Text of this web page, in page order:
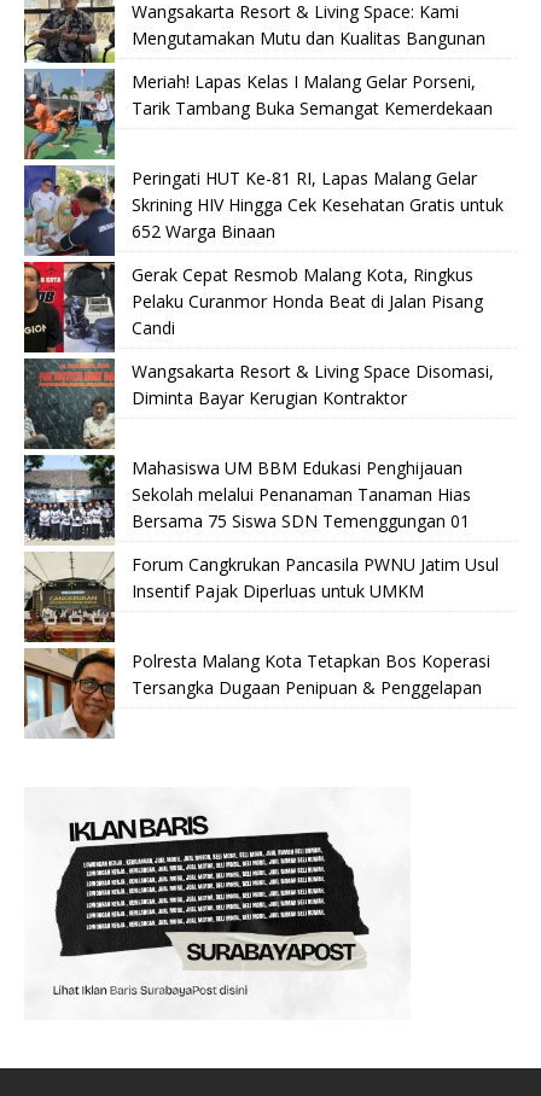
Wangsakarta Resort & Living Space: Kami
Mengutamakan Mutu dan Kualitas Bangunan
Meriah! Lapas Kelas I Malang Gelar Porseni,
Tarik Tambang Buka Semangat Kemerdekaan
Peringati HUT Ke-81 RI, Lapas Malang Gelar
Skrining HIV Hingga Cek Kesehatan Gratis untuk
652 Warga Binaan
Gerak Cepat Resmob Malang Kota, Ringkus
Pelaku Curanmor Honda Beat di Jalan Pisang
Candi
Wangsakarta Resort & Living Space Disomasi,
Diminta Bayar Kerugian Kontraktor
Mahasiswa UM BBM Edukasi Penghijauan
Sekolah melalui Penanaman Tanaman Hias
Bersama 75 Siswa SDN Temenggungan 01
Forum Cangkrukan Pancasila PWNU Jatim Usul
Insentif Pajak Diperluas untuk UMKM
Polresta Malang Kota Tetapkan Bos Koperasi
Tersangka Dugaan Penipuan & Penggelapan